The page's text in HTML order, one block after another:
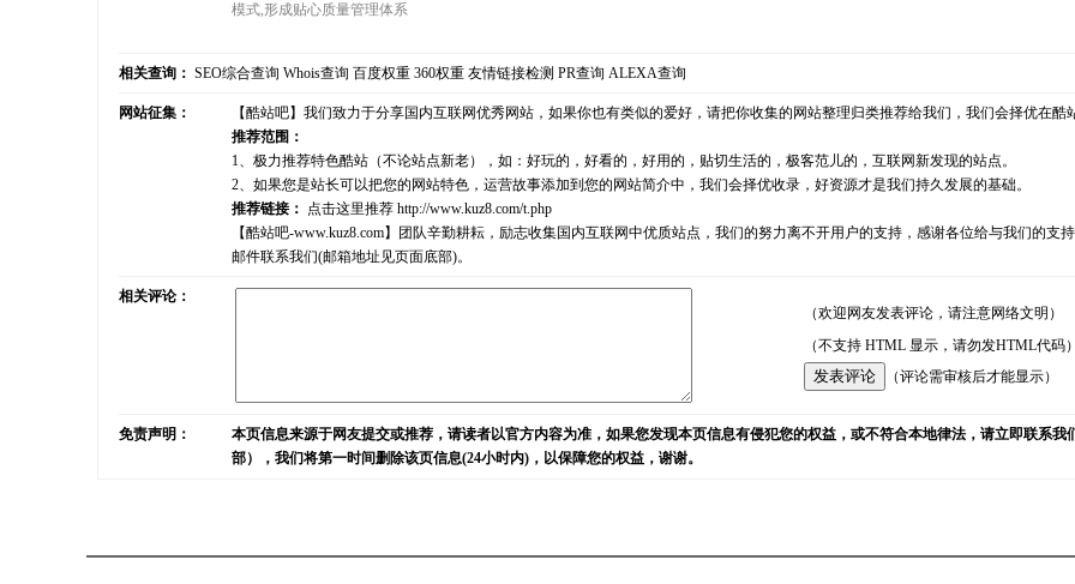
模式,形成贴心质量管理体系
相关查询： SEO综合查询 Whois查询 百度权重 360权重 友情链接检测 PR查询 ALEXA查询
网站征集：
【酷站吧】我们致力于分享国内互联网优秀网站，如果你也有类似的爱好，请把你收集的网站整理归类推荐给我们，我们会择优在酷
推荐范围：
1、极力推荐特色酷站（不论站点新老），如：好玩的，好看的，好用的，贴切生活的，极客范儿的，互联网新发现的站点。
2、如果您是站长可以把您的网站特色，运营故事添加到您的网站简介中，我们会择优收录，好资源才是我们持久发展的基础。
推荐链接： 点击这里推荐 http://www.kuz8.com/t.php
【酷站吧-www.kuz8.com】团队辛勤耕耘，励志收集国内互联网中优质站点，我们的努力离不开用户的支持，感谢各位给与我们的支
邮件联系我们(邮箱地址见页面底部)。
相关评论：
（欢迎网友发表评论，请注意网络文明）
（不支持 HTML 显示，请勿发HTML代码
（评论需审核后才能显示）
免责声明：
本页信息来源于网友提交或推荐，请读者以官方内容为准，如果您发现本页信息有侵犯您的权益，或不符合本地律法，请立即联系我
部），我们将第一时间删除该页信息(24小时内)，以保障您的权益，谢谢。